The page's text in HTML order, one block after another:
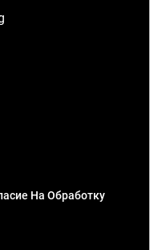
На Обработку